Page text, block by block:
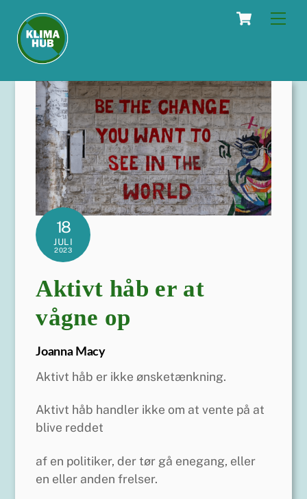
content
Cart
18
JULI
2023
Aktivt håb er at
vågne op
Joanna Macy
Aktivt håb er ikke ønsketænkning.
Aktivt håb handler ikke om at vente på at
blive reddet
af en politiker, der tør gå enegang, eller
en eller anden frelser.